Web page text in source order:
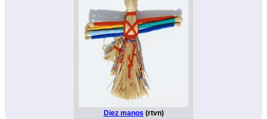
Diez manos (rtvn)